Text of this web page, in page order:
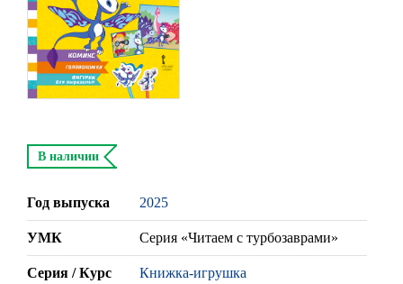
В наличии
Год выпуска 2025
УМК Серия «Читаем с турбозаврами»
Серия / Курс Книжка-игрушка